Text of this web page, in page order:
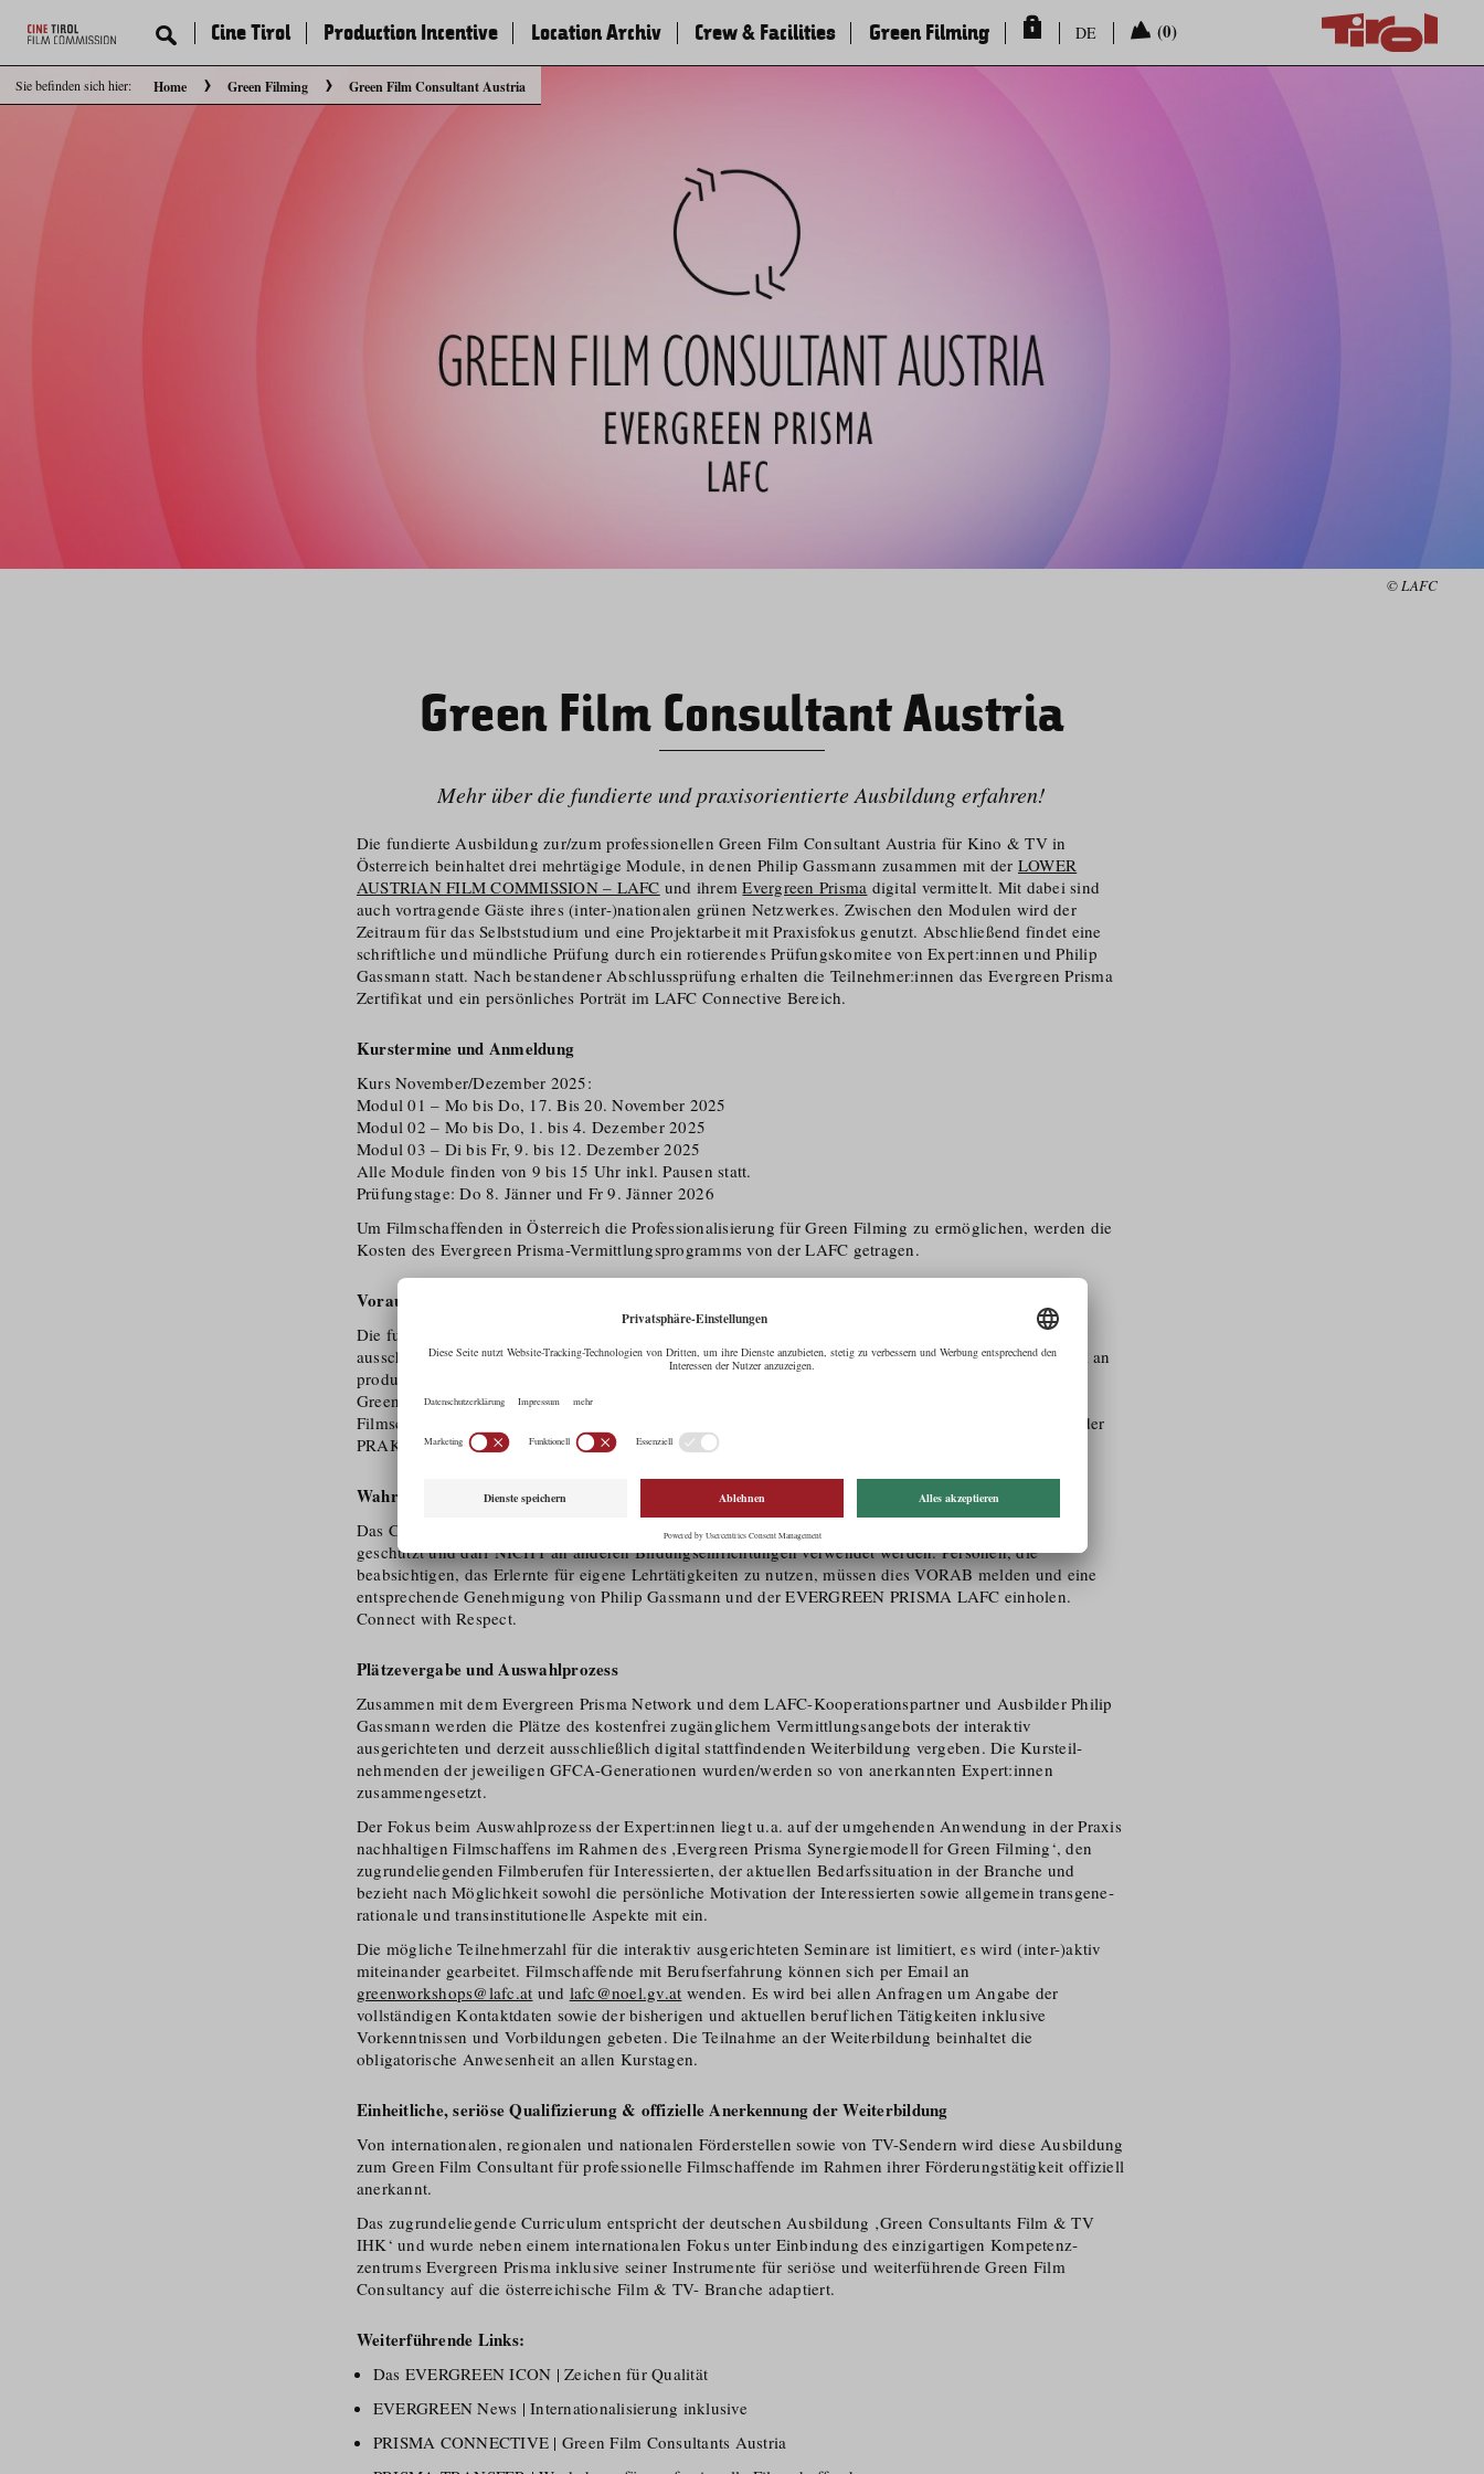
Sie befinden sich hier: Home Green Filming Green Film Consultant Austria
Cine Tirol Production Incentive Location Archiv Crew & Facilities Green Filming DE (0)
© LAFC
Green Film Consultant Austria
Mehr über die fundierte und praxisori­entierte Ausbildung erfahren!
Die fundierte Ausbildung zur/​zum professionellen Green Film Consultant Austria für Kino & TV in
Österreich beinhaltet drei mehrtägige Module, in denen Philip Gassmann zusammen mit der LOWER
AUSTRIAN FILM COMMISSION – LAFC und ihremEvergreen Prisma digital vermittelt. Mit dabei sind
auch vortragende Gäste ihres (inter-)nationalen grünen Netzwerkes. Zwischen den Modulen wird der
Zeitraum für das Selbststudium und eine Projektarbeit mit Praxisfokus genutzt. Abschließend findet eine
schriftliche und mündliche Prüfung durch ein rotierendes Prüfungskomitee von Expert:innen und Philip
Gassmann statt. Nach bestandener Abschlussprüfung erhalten die Teilnehmer:innen das Evergreen Prisma
Zertifikat und ein persönliches Porträt im LAFC Connective Bereich.
Kurstermine und Anmeldung
Kurs November/​Dezember 2025:
Modul 01 – Mo bis Do, 17. Bis 20. November 2025
Modul 02 – Mo bis Do, 1. bis 4. Dezember 2025
Modul 03 – Di bis Fr, 9. bis 12. Dezember 2025
Alle Module finden von 9 bis 15 Uhr inkl. Pausen statt.
Prüfungstage: Do 8. Jänner und Fr 9. Jänner 2026
Um Filmschaffenden in Österreich die Professio­na­lisierung für Green Filming zu ermöglichen, werden die
Kosten des Evergreen Prisma-Vermittlungs­programms von der LAFC getragen.
Voraussetzung für die Teilnahme
Die fundierte und praxisori­entierte Weiterbildung zur/​m Green Consultant für Film & TV richtet sich
ausschließlich an Interessierte, die aktiv in der Film-, TV- und Medienbranche tätig sind sowie speziell an
produktionsnahe Gewerke der Filmbranche und Filmschaffende, die zukünftig den neuen Beruf der/​s
Green Film Consultant Austria freischaffend ausüben möchten. Also ganz gezielt an professionelle
Filmschaffende mit möglichst langjähriger Erfahrung in ihren Berufen, die das erworbene Wissen bei der
PRAKTISCHEN UMSETZUNG von Projekten umgehend anwenden wollen.
Wahrung Urheberrechte & Einhaltung Nutzungsbedingungen
Das Curriculum und Evergreen Prisma ist, auch im Interesse der Teilnehmer:innen, urheberrechtlich
geschützt und darf NICHT an anderen Bildungs­ein­richtungen verwendet werden. Personen, die
beabsichtigen, das Erlernte für eigene Lehrtätigkeiten zu nutzen, müssen dies VORAB melden und eine
entsprechende Genehmigung von Philip Gassmann und der EVERGREEN PRISMA LAFC einholen.
Connect with Respect.
Plätzevergabe und Auswahlprozess
Zusammen mit dem Evergreen Prisma Network und dem LAFC-Kooperati­onspartner und Ausbilder Philip
Gassmann werden die Plätze des kostenfrei zugänglichem Vermittlungs­angebots der interaktiv
ausgerichteten und derzeit ausschließlich digital stattfindenden Weiterbildung vergeben. Die Kursteil­
nehmenden der jeweiligen GFCA-Generationen wurden/​werden so von anerkannten Expert:innen
zusammengesetzt.
Der Fokus beim Auswahlprozess der Expert:innen liegt u.a. auf der umgehenden Anwendung in der Praxis
nachhaltigen Filmschaffens im Rahmen des ‚Evergreen Prisma Synergiemodell for Green Filming‘, den
zugrunde­liegenden Filmberufen für Interessierten, der aktuellen Bedarfssituation in der Branche und
bezieht nach Möglichkeit sowohl die persönliche Motivation der Interessierten sowie allgemein transgene­
rationale und transinsti­tu­tionelle Aspekte mit ein.
Die mögliche Teilnehmerzahl für die interaktiv ausgerichteten Seminare ist limitiert, es wird (inter-)aktiv
miteinander gearbeitet. Filmschaffende mit Berufserfahrung können sich per Email an
greenworkshops@lafc.at und lafc@noel.gv.at wenden. Es wird bei allen Anfragen um Angabe der
vollständigen Kontaktdaten sowie der bisherigen und aktuellen beruflichen Tätigkeiten inklusive
Vorkenntnissen und Vorbildungen gebeten. Die Teilnahme an der Weiterbildung beinhaltet die
obligatorische Anwesenheit an allen Kurstagen.
Einheitliche, seriöse Qualifizierung & offizielle Anerkennung der Weiterbildung
Von internationalen, regionalen und nationalen Förderstellen sowie von TV-Sendern wird diese Ausbildung
zum Green Film Consultant für professionelle Filmschaffende im Rahmen ihrer Förderungs­tätigkeit offiziell
anerkannt.
Das zugrunde­liegende Curriculum entspricht der deutschen Ausbildung ‚Green Consultants Film & TV
IHK‘ und wurde neben einem internationalen Fokus unter Einbindung des einzigartigen Kompetenz­
zentrums Evergreen Prisma inklusive seiner Instrumente für seriöse und weiterführende Green Film
Consultancy auf die österreichische Film & TV- Branche adaptiert.
Weiterführende Links:
Das EVERGREEN ICON | Zeichen für Qualität
EVERGREEN News | Internationalisierung inklusive
PRISMA CONNECTIVE | Green Film Consultants Austria